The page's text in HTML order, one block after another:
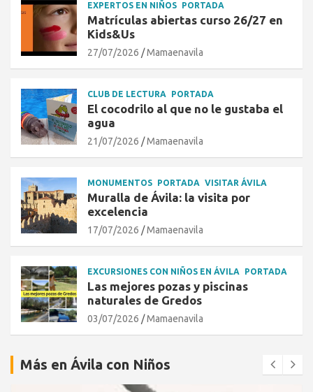
EXPERTOS EN NIÑOS PORTADA
Matrículas abiertas curso 26/27 en
Kids&Us
27/07/2026 Mamaenavila
CLUB DE LECTURA PORTADA
El cocodrilo al que no le gustaba el
agua
21/07/2026 Mamaenavila
MONUMENTOS PORTADA VISITAR ÁVILA
Muralla de Ávila: la visita por
excelencia
17/07/2026 Mamaenavila
EXCURSIONES CON NIÑOS EN ÁVILA PORTADA
Las mejores pozas y piscinas
naturales de Gredos
03/07/2026 Mamaenavila
Más en Ávila con Niños